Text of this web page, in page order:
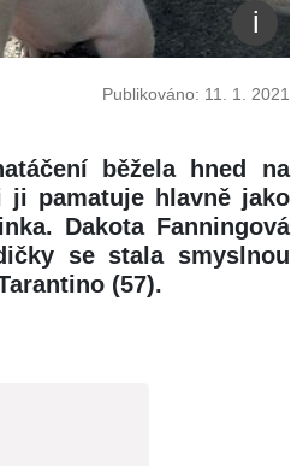
Publikováno: 11. 1. 2021
běžela hned na
pamatuje hlavně jako
Dakota Fanningová
se stala smyslnou
(57).